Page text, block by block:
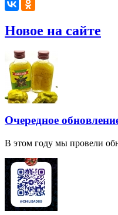
Новое на сайте
Очередное
В этом году мы провели